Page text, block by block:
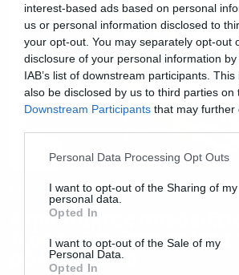
interest-based ads based on personal
us or personal information disclosed to
your opt-out. You may separately opt-out
disclosure of your personal information
IAB’s list of downstream participants.
also be disclosed by us to third parties on
Downstream Participants that may further
Please note that this website/app uses
not limited to your visit or usage
grant or deny consent to Google and its
use your data for below specified
consent section.
Personal Data Processing Opt Outs
I want to opt-out of the Sharing of my
personal data.
Opted In
I want to opt-out of the Sale of my
Personal Data.
Opted In
Crazy Web
Ατράνταχτες αποδείξεις
Τζόφρι δεν ήταν τελικά
μ@λακισμένο